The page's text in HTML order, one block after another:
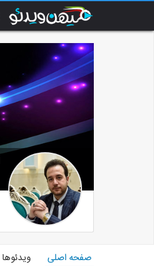
صفحه اصلی ویدئوها